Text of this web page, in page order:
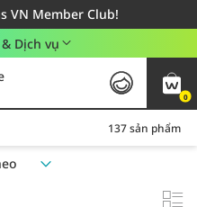
VN Member Club!
đơn hàng từ 249,000Đ
khu vực TP. Hồ Chí Minh
Dịch vụ
0
137 sản phẩm